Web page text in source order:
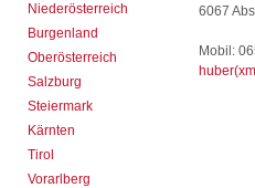
Niederösterreich
Burgenland
Oberösterreich
Salzburg
Steiermark
Kärnten
Tirol
Vorarlberg
6067
Mobil: